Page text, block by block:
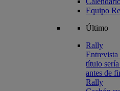
Equipo
Último
Rally
Entrevista
título
antes de
Rally